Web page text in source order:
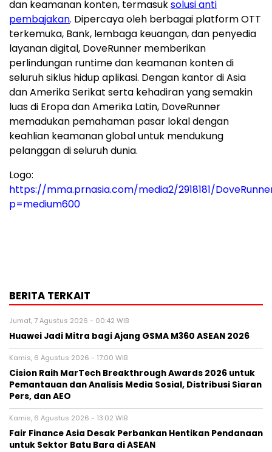
dan keamanan konten, termasuksolusi anti
pembajakan. Dipercaya oleh berbagai platform OTT
terkemuka, Bank, lembaga keuangan, dan penyedia
layanan digital, DoveRunner memberikan
perlindungan runtime dan keamanan konten di
seluruh siklus hidup aplikasi. Dengan kantor di Asia
dan Amerika Serikat serta kehadiran yang semakin
luas di Eropa dan Amerika Latin, DoveRunner
memadukan pemahaman pasar lokal dengan
keahlian keamanan global untuk mendukung
pelanggan di seluruh dunia.
Logo:
https://mma.prnasia.com/media2/2918181/
p=medium600
BERITA TERKAIT
Jumat, 7 Agustus 2026 - 00:42 WIB
Huawei Jadi Mitra bagi Ajang GSMA M360 ASEAN 2026
Kamis, 6 Agustus 2026 - 17:00 WIB
Cision Raih MarTech Breakthrough Awards 2026 untuk
Pemantauan dan Analisis Media Sosial, Distribusi Siaran
Pers, dan AEO
Kamis, 6 Agustus 2026 - 13:02 WIB
Fair Finance Asia Desak Perbankan Hentikan Pendanaan
untuk Sektor Batu Bara di ASEAN